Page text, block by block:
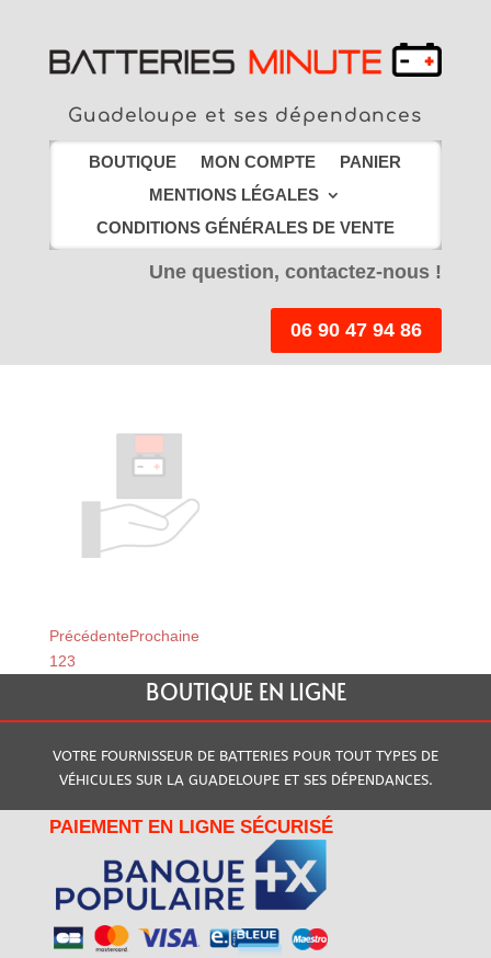
Guadeloupe et ses dépendances
BOUTIQUE MON COMPTE
PANIER
MENTIONS LÉGALES
CONDITIONS GÉNÉRALES DE VENTE
Une question, contactez-nous !
06 90 47 94 86
PrécédenteProchaine
1 23
BOUTIQUE EN LIGNE
VOTRE FOURNISSEUR DE BATTERIES POUR TOUT TYPES DE
VÉHICULES SUR LA GUADELOUPE ET SES DÉPENDANCES.
PAIEMENT EN LIGNE SÉCURISÉ